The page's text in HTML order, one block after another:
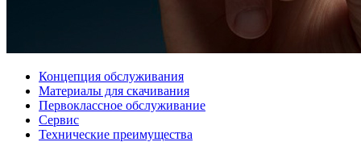
Концепция обслуживания
Материалы для скачивания
Первоклассное обслуживание
Сервис
Технические преимущества